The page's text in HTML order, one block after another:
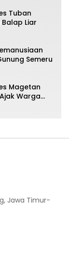
Tuban
Liar
Semeru
Magetan
Warga
Jawa Timur-